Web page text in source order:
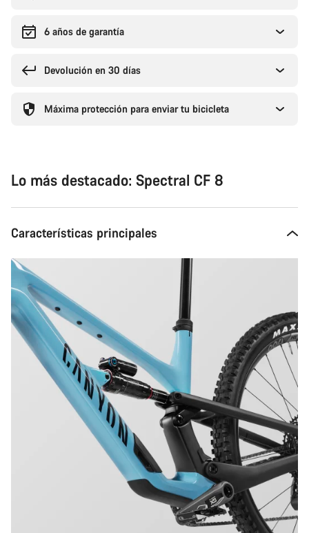
6 años de garantía
Devolución en 30 días
Máxima protección para enviar tu bicicleta
Lo más destacado: Spectral CF 8
Características principales